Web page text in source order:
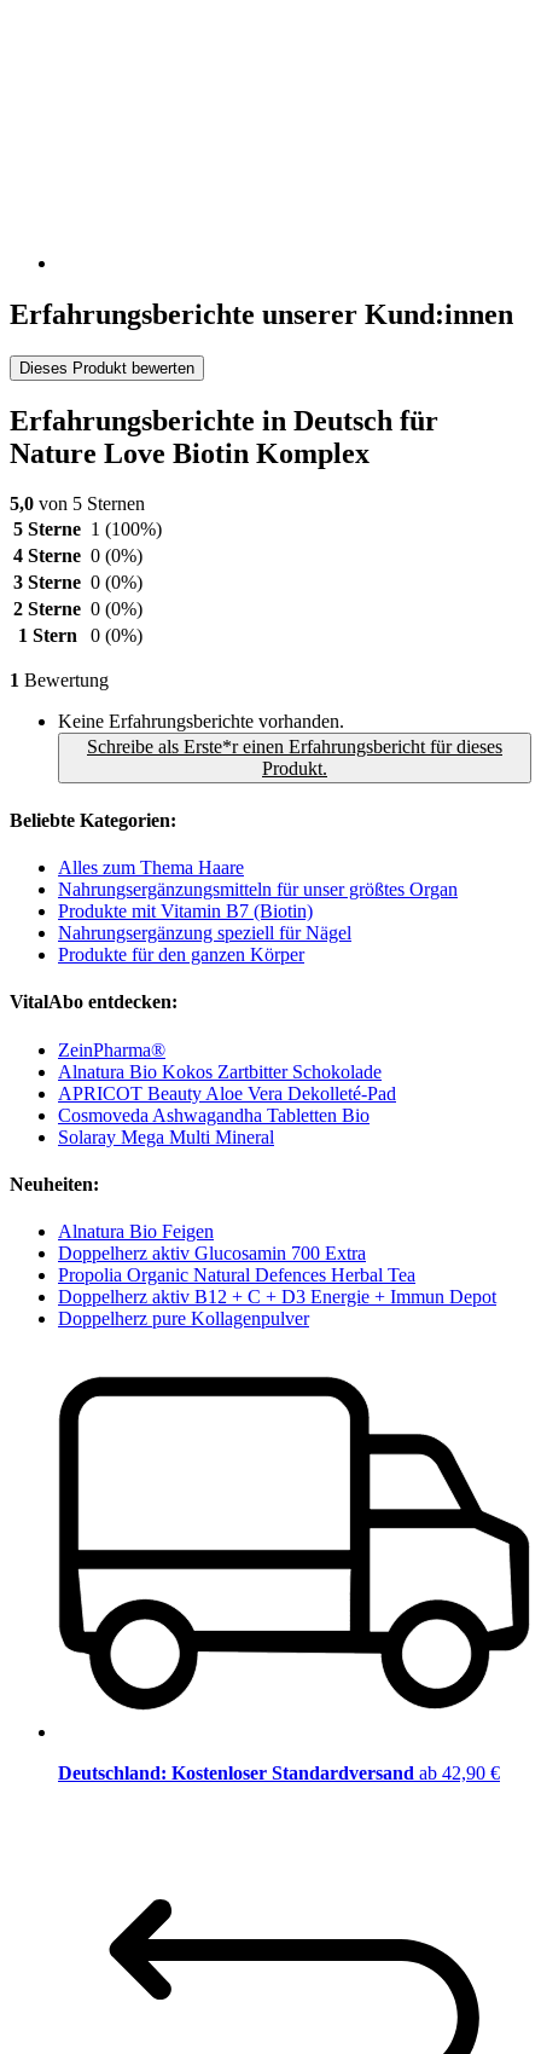
Erfahrungsberichte unserer Kund:innen
Dieses Produkt bewerten
Erfahrungsberichte in Deutsch für
Nature Love Biotin Komplex
5,0 von 5 Sternen
5 Sterne 1 (100%)
4 Sterne 0 (0%)
3 Sterne 0 (0%)
2 Sterne 0 (0%)
1 Stern
0 (0%)
1 Bewertung
Keine Erfahrungsberichte vorhanden.
Schreibe als Erste*r einen Erfahrungsbericht für dieses
Produkt.
Beliebte Kategorien:
Alles zum Thema Haare
Nahrungsergänzungsmitteln für unser größtes Organ
Produkte mit Vitamin B7 (Biotin)
Nahrungsergänzung speziell für Nägel
Produkte für den ganzen Körper
VitalAbo entdecken:
ZeinPharma®
Alnatura Bio Kokos Zartbitter Schokolade
APRICOT Beauty Aloe Vera Dekolleté-Pad
Cosmoveda Ashwagandha Tabletten Bio
Solaray Mega Multi Mineral
Neuheiten:
Alnatura Bio Feigen
Doppelherz aktiv Glucosamin 700 Extra
Propolia Organic Natural Defences Herbal Tea
Doppelherz aktiv B12 + C + D3 Energie + Immun Depot
Doppelherz pure Kollagenpulver
Deutschland: Kostenloser Standardversand ab 42,90 €